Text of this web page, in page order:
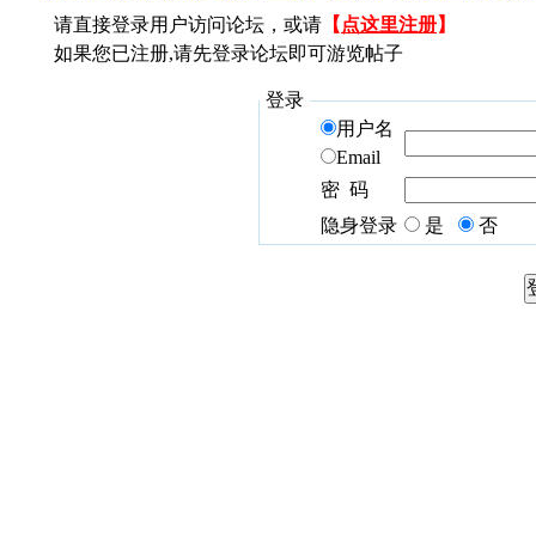
请直接登录用户访问论坛，或请 【 点这里注册】
如果您已注册,请先登录论坛即可游览帖子
登录
用户名
Email
密 码
隐身登录
是 否